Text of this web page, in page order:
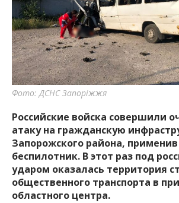
важную
города
Фото: ДСНС Запоріжжя
Российские войска совершили
атаку на гражданскую
Запорожского района,
беспилотник. В этот раз под
ударом оказалась территория
общественного транспорта в
областного центра.